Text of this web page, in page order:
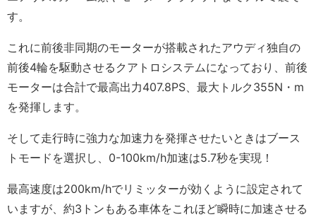
す。
これに前後非同期のモーターが搭載されたアウディ独自の
前後4輪を駆動させるクアトロシステムになっており、前後
モーターは合計で最高出力407.8PS、最大トルク355N・m
を発揮します。
そして走行時に強力な加速力を発揮させたいときはブース
トモードを選択し、0-100km/h加速は5.7秒を実現！
最高速度は200km/hでリミッターが効くように設定されて
いますが、約3トンもある車体をこれほど瞬時に加速させる